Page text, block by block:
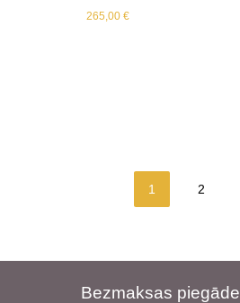
265,00 €
1 2
Bezmaksas piegāde